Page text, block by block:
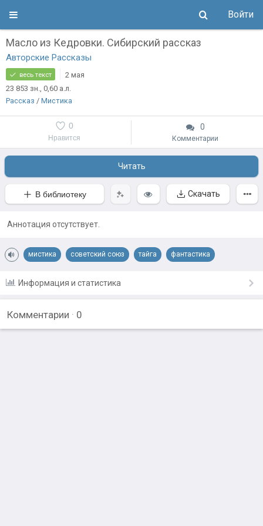
Войти
Масло из Кедровки. Сибирский рассказ
Авторские Рассказы
весь текст
2 мая
23 853 зн., 0,60 а.л.
Рассказ / Мистика
Нравится
0 0
Комментарии
Читать
В библиотеку Скачать
Аннотация отсутствует.
мистика советский союз тайга фантастика
Информация и статистика
Комментарии · 0